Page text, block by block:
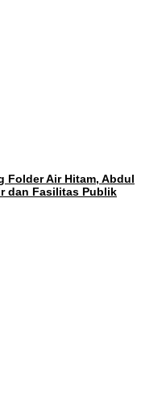
Folder Air Hitam, Abdul
dan Fasilitas Publik